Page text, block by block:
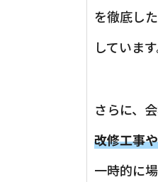
を徹底し
しています
さらに、
改修工事
一時的に